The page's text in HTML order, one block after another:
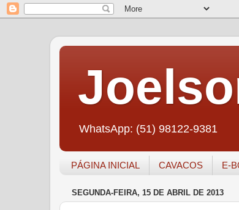
WhatsApp: (51) 98122-9381
PÁGINA INICIAL CAVACOS E-
SEGUNDA-FEIRA, 15 DE ABRIL DE 2013